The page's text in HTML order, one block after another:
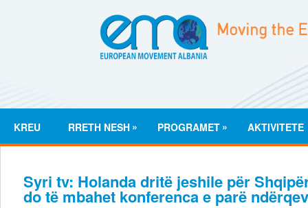
KREU RRETH NESH » PROGRAMET » AKTIVITETE
Syri tv: Holanda dritë jeshile për
do të mbahet konferenca e parë